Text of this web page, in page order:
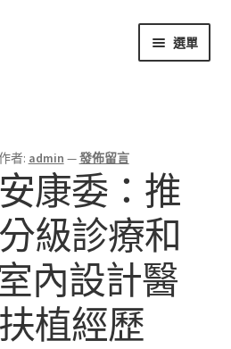
選單
者: admin —發佈留言
康委：推
級診療和
內設計醫
植經歷